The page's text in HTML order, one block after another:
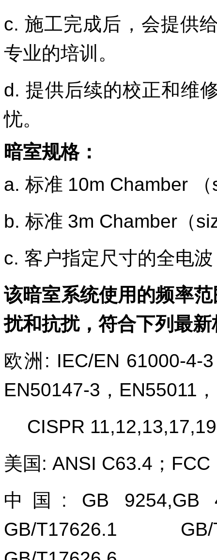
c.施工完成后，会提供
专业的培训。
d. 提供后续的校正和维
忧。
暗室规格：
a. 标准 10m Chamber （
b. 标准 3m Chamber （
c. 客户指定尺寸的全电
该暗室系统使用的频率范
扰和抗扰，符合下列最
欧洲 : IEC/EN 61000-4-3
EN50147-3 ， EN55011 ，
CISPR
美国 : ANSI C63.4 ； FCC
中国 : GB 9254,GB
GB/T17626.1 GB/